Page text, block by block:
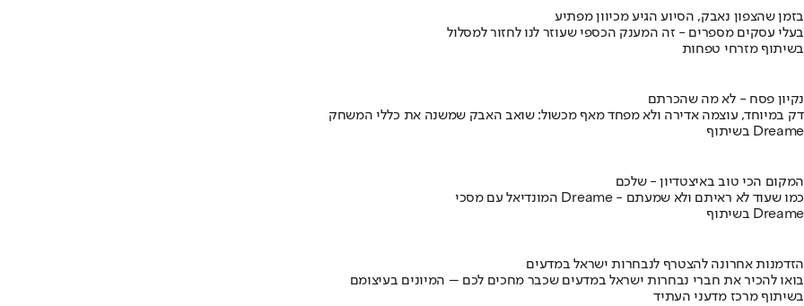
בזמן שהצפון נאבק, הסיוע הגיע מכיוון מפתיע
בעלי עסקים מספרים - זה המענק הכספי שעוזר לנו לחזור למסלול
בשיתוף מזרחי טפחות
נקיון פסח - לא מה שהכרתם
דק במיוחד, עוצמה אדירה ולא מפחד מאף מכשול: שואב האבק שמשנה את כללי המשחק
בשיתוף Dreame
המקום הכי טוב באיצטדיון - שלכם
המונדיאל עם מסכי Dreame - כמו שעוד לא ראיתם ולא שמעתם
בשיתוף Dreame
הזדמנות אחרונה להצטרף לנבחרות ישראל במדעים
בואו להכיר את חברי נבחרות ישראל במדעים שכבר מחכים לכם – המיונים בעיצומם
בשיתוף מרכז מדעני העתיד